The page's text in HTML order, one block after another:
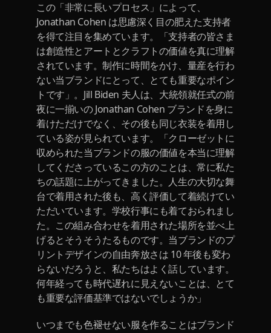
この「非常に長いプロセス」によって、
Jonathan Cohen は思慮深く目の肥えた支持者
を得て注目を集めています。「支持者の皆さま
は創造性とアートとクラフトの価値を真に理解
されています。制作に時間をかけ、量産を行わ
ない当ブランドにとって、とても重要なポイン
トです」。Jill Biden 夫人は、大統領就任式の前
夜に一揃いの Jonathan Cohen ブランドを身に
着けただけでなく、その後も同じ衣装を着用し
ている姿が見られています。「クローゼットに
収められた当ブランドの服の価値を本当に理解
してくださっているこの方のことは、常に私た
ちの話題に上がってきました。人生の大切な舞
台で着用された後も、高く評価して着続けてい
ただいています。学校行事にも着ておられまし
た。この組み合わせを着用された場所を並べ上
げるとそうそうたるものです。当ブランドのプ
リントデザインの自由奔放さは 10 年後も変わ
らないだろうと、私たちはよく話しています。
何年経っても時代遅れに見えないことは、とて
も重要な評価基準ではないでしょうか」
いつまでも色褪せない服を作ることはブランド